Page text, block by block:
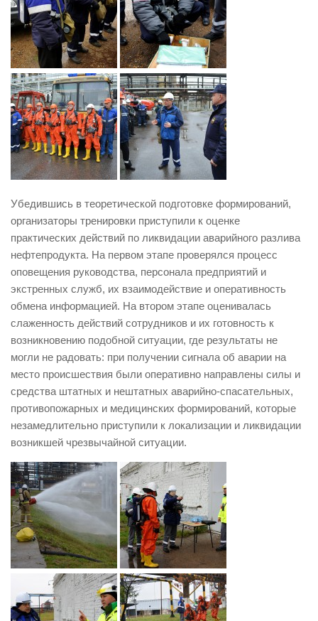
Убедившись в теоретической подготовке формирований,
организаторы тренировки приступили к оценке
практических действий по ликвидации аварийного разлива
нефтепродукта. На первом этапе проверялся процесс
оповещения руководства, персонала предприятий и
экстренных служб, их взаимодействие и оперативность
обмена информацией. На втором этапе оценивалась
слаженность действий сотрудников и их готовность к
возникновению подобной ситуации, где результаты не
могли не радовать: при получении сигнала об аварии на
место происшествия были оперативно направлены силы и
средства штатных и нештатных аварийно-спасательных,
противопожарных и медицинских формирований, которые
незамедлительно приступили к локализации и ликвидации
возникшей чрезвычайной ситуации.